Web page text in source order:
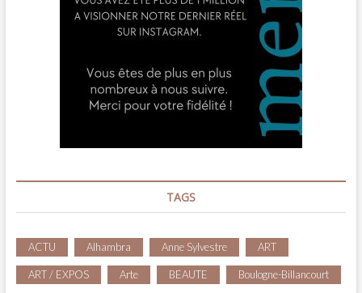
TAGS
ACTU Alhambra Anne Sylvestre ART
ART / EXPOS Arte BEAUTE Boulogne-Billancourt